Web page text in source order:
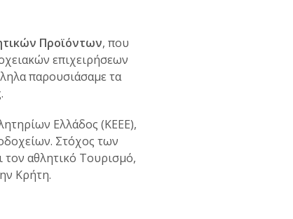
Προϊόντων, που
επιχειρήσεων
παρουσιάσαμε τα
Ελλάδος (ΚΕΕΕ),
Στόχος των
τον αθλητικό Τουρισμό,
Κρήτη.